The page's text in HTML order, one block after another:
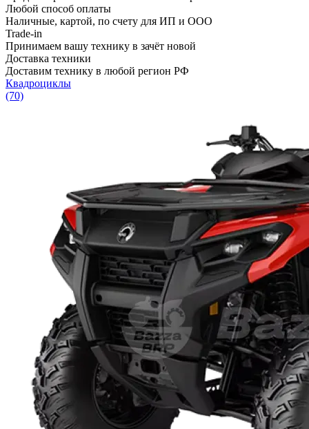
Любой способ оплаты
Наличные, картой, по счету для ИП и ООО
Trade-in
Принимаем вашу технику в зачёт новой
Доставка техники
Доставим технику в любой регион РФ
Квадроциклы
(70)